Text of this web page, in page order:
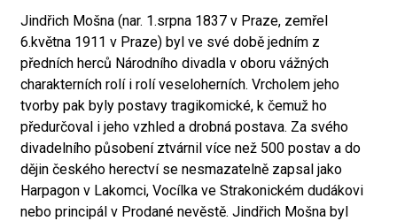
Jindřich Mošna (nar. 1.srpna 1837 v Praze, zemřel
6.května 1911 v Praze) byl ve své době jedním z
předních herců Národního divadla v oboru vážných
charakterních rolí i rolí veseloherních. Vrcholem jeho
tvorby pak byly postavy tragikomické, k čemuž ho
předurčoval i jeho vzhled a drobná postava. Za svého
divadelního působení ztvárnil více než 500 postav a do
dějin českého herectví se nesmazatelně zapsal jako
Harpagon v Lakomci, Vocílka ve Strakonickém dudákovi
nebo principál v Prodané nevěstě. Jindřich Mošna byl